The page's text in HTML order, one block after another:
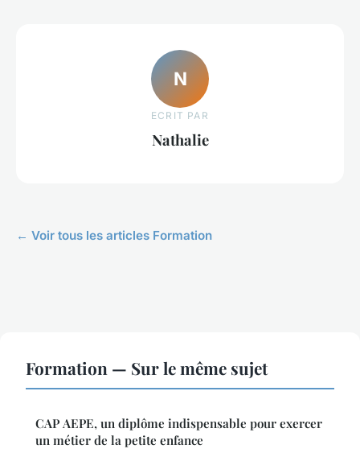
N
ECRIT PAR
Nathalie
← Voir tous les articles Formation
Formation — Sur le même sujet
CAP AEPE, un diplôme indispensable pour exercer
un métier de la petite enfance